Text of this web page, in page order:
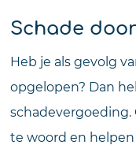
Schade
Heb je als gevolg
opgelopen? Dan
schadevergoeding.
te woord en